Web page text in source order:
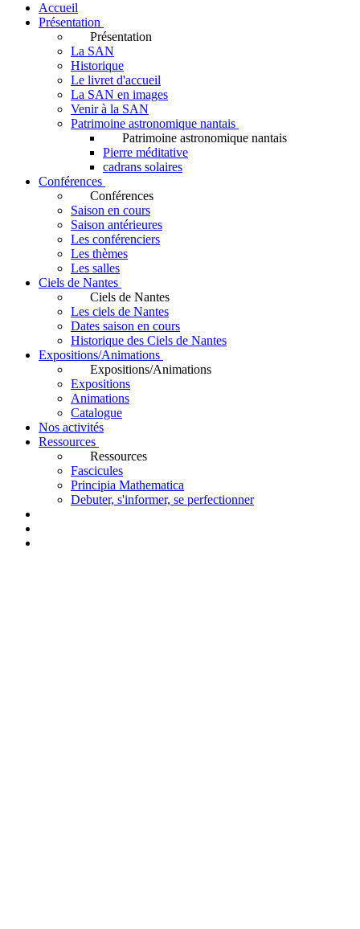
Accueil
Présentation
Présentation
La SAN
Historique
Le livret d'accueil
La SAN en images
Venir à la SAN
Patrimoine astronomique nantais
Patrimoine astronomique nantais
Pierre méditative
cadrans solaires
Conférences
Conférences
Saison en cours
Saison antérieures
Les conférenciers
Les thèmes
Les salles
Ciels de Nantes
Ciels de Nantes
Les ciels de Nantes
Dates saison en cours
Historique des Ciels de Nantes
Expositions/Animations
Expositions/Animations
Expositions
Animations
Catalogue
Nos activités
Ressources
Ressources
Fascicules
Principia Mathematica
Debuter, s'informer, se perfectionner